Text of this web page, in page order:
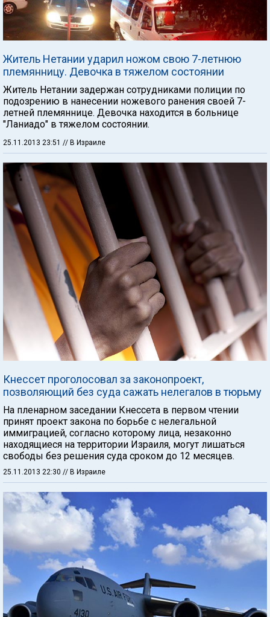
Житель Нетании ударил ножом свою 7-летнюю
племянницу. Девочка в тяжелом состоянии
Житель Нетании задержан сотрудниками полиции по
подозрению в нанесении ножевого ранения своей 7-
летней племяннице. Девочка находится в больнице
"Ланиадо" в тяжелом состоянии.
25.11.2013 23:51 // В Израиле
Кнессет проголосовал за законопроект,
позволяющий без суда сажать нелегалов в тюрьму
На пленарном заседании Кнессета в первом чтении
принят проект закона по борьбе с нелегальной
иммиграцией, согласно которому лица, незаконно
находящиеся на территории Израиля, могут лишаться
свободы без решения суда сроком до 12 месяцев.
25.11.2013 22:30 // В Израиле